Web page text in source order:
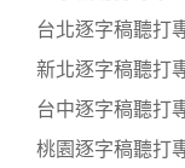
台北逐字稿聽打
新北逐字稿聽打
台中逐字稿聽打
桃園逐字稿聽打